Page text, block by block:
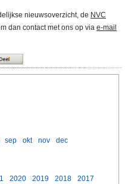
nieuwsoverzicht, de NVC
dan contact met ons op via e-mail
sep okt nov dec
2020 2019 2018
2017